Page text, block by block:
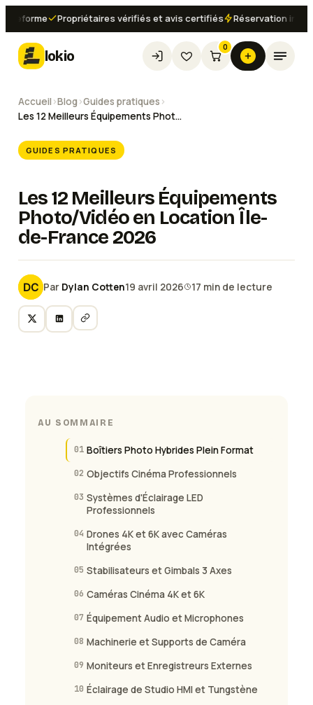
Propriétaires vérifiés et avis certifiés Réservation
lokio
0
Accueil ›Blog›Guides pratiques ›
Les 12 Meilleurs Équipements Photo/Vidéo en Location Île-de-France 2026
GUIDES PRATIQUES
Les 12 Meilleurs Équipements
Photo/Vidéo en Location Île-
de-France 2026
Par Dylan Cotten19 avril 2026 17 min de lecture
AU SOMMAIRE
01 Boîtiers Photo Hybrides Plein Format
02 Objectifs Cinéma Professionnels
03 Systèmes d'Éclairage LED
Professionnels
04 Drones 4K et 6K avec Caméras
Intégrées
05 Stabilisateurs et Gimbals 3 Axes
06 Caméras Cinéma 4K et 6K
07 Équipement Audio et Microphones
08 Machinerie et Supports de Caméra
09 Moniteurs et Enregistreurs Externes
10 Éclairage de Studio HMI et Tungstène